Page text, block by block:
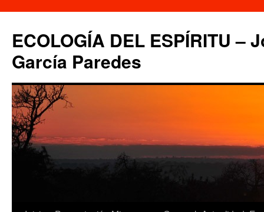
contenido
ECOLOGÍA DEL ESPÍRITU –
García Paredes